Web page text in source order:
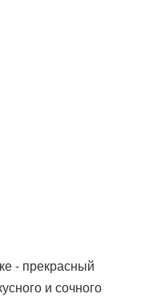
- прекрасный
и сочного